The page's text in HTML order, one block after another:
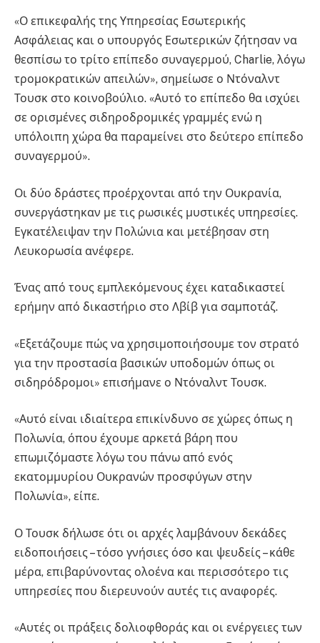
«Ο επικεφαλής της Υπηρεσίας Εσωτερικής
Ασφάλειας και ο υπουργός Εσωτερικών ζήτησαν να
θεσπίσω το τρίτο επίπεδο συναγερμού, Charlie, λόγω
τρομοκρατικών απειλών», σημείωσε ο Ντόναλντ
Τουσκ στο κοινοβούλιο. «Αυτό το επίπεδο θα ισχύει
σε ορισμένες σιδηροδρομικές γραμμές ενώ η
υπόλοιπη χώρα θα παραμείνει στο δεύτερο επίπεδο
συναγερμού».
Οι δύο δράστες προέρχονται από την Ουκρανία,
συνεργάστηκαν με τις ρωσικές μυστικές υπηρεσίες.
Εγκατέλειψαν την Πολώνια και μετέβησαν στη
Λευκορωσία ανέφερε.
Ένας από τους εμπλεκόμενους έχει καταδικαστεί
ερήμην από δικαστήριο στο Λβίβ για σαμποτάζ.
«Εξετάζουμε πώς να χρησιμοποιήσουμε τον στρατό
για την προστασία βασικών υποδομών όπως οι
σιδηρόδρομοι» επισήμανε ο Ντόναλντ Τουσκ.
«Αυτό είναι ιδιαίτερα επικίνδυνο σε χώρες όπως η
Πολωνία, όπου έχουμε αρκετά βάρη που
επωμιζόμαστε λόγω του πάνω από ενός
εκατομμυρίου Ουκρανών προσφύγων στην
Πολωνία», είπε.
Ο Τουσκ δήλωσε ότι οι αρχές λαμβάνουν δεκάδες
ειδοποιήσεις – τόσο γνήσιες όσο και ψευδείς – κάθε
μέρα, επιβαρύνοντας ολοένα και περισσότερο τις
υπηρεσίες που διερευνούν αυτές τις αναφορές.
«Αυτές οι πράξεις δολιοφθοράς και οι ενέργειες των